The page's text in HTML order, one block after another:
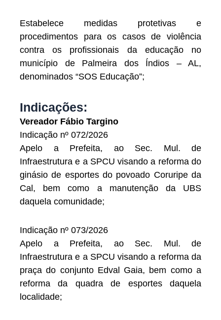
Estabelece medidas protetivas e
procedimentos para os casos de violência
contra os profissionais da educação no
município de Palmeira dos Índios – AL,
denominados “SOS Educação”;
Indicações:
Vereador Fábio Targino
Indicação nº 072/2026
Apelo a Prefeita, ao Sec. Mul. de
Infraestrutura e a SPCU visando a reforma do
ginásio de esportes do povoado Coruripe da
Cal, bem como a manutenção da UBS
daquela comunidade;
Indicação nº 073/2026
Apelo a Prefeita, ao Sec. Mul. de
Infraestrutura e a SPCU visando a reforma da
praça do conjunto Edval Gaia, bem como a
reforma da quadra de esportes daquela
localidade;